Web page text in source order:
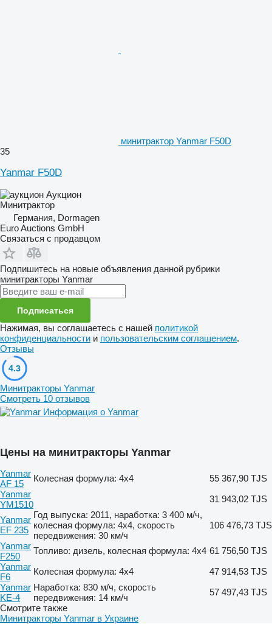
минитрактор Yanmar F50D
35
Yanmar F50D
Аукцион
Минитрактор
Германия, Dormagen
Euro Auctions GmbH
Связаться с продавцом
Подпишитесь на новые объявления данной рубрики
минитракторы Yanmar
Подписаться
Нажимая, вы соглашаетесь с нашей политикой
конфиденциальности и пользовательским соглашением.
Отзывы
4.3
Минитракторы Yanmar
Смотреть 10 отзывов
Информация о Yanmar
Цены на минитракторы Yanmar
Yanmar
AF 15
Колесная формула: 4x4
55 367,90 TJS
Yanmar
YM1510
31 943,02 TJS
Yanmar
EF 235
Год выпуска: 2011, наработка: 3 400 м/ч,
колесная формула: 4x4, скорость
передвижения: 30 км/ч
106 476,73 TJS
Yanmar
F250
Топливо: дизель, колесная формула: 4x4 61 756,50 TJS
Yanmar
F6
Колесная формула: 4x4
47 914,53 TJS
Yanmar
KE-4
Наработка: 830 м/ч, скорость
передвижения: 14 км/ч
57 497,43 TJS
Смотрите также
Минитракторы Yanmar в Украине